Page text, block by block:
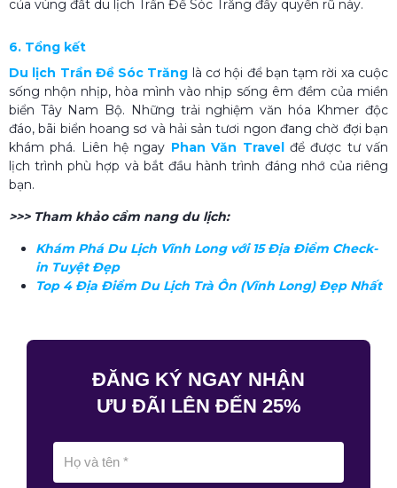
của vùng đất du lịch Trần Đề Sóc Trăng đầy quyến rũ này.
6. Tổng kết
Du lịch Trần Đề Sóc Trăng là cơ hội để bạn tạm rời xa cuộc
sống nhộn nhịp, hòa mình vào nhịp sống êm đềm của miền
biển Tây Nam Bộ. Những trải nghiệm văn hóa Khmer độc
đáo, bãi biển hoang sơ và hải sản tươi ngon đang chờ đợi bạn
khám phá. Liên hệ ngay Phan Văn Travelđể được tư vấn
lịch trình phù hợp và bắt đầu hành trình đáng nhớ của riêng
bạn.
>>> Tham khảo cẩm nang du lịch:
Khám Phá Du Lịch Vĩnh Long với 15 Địa Điểm Check-
in Tuyệt Đẹp
Top 4 Địa Điểm Du Lịch Trà Ôn (Vĩnh Long) Đẹp Nhất
ĐĂNG KÝ NGAY NHẬN
ƯU ĐÃI LÊN ĐẾN 25%